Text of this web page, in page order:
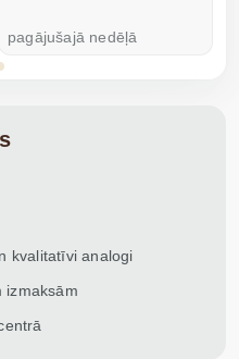
pagājušajā nedēļā
kvalitatīvi analogi
izmaksām